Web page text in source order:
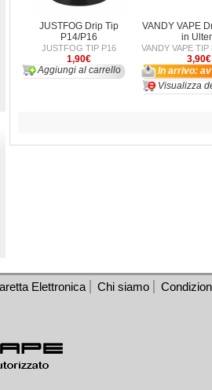
JUSTFOG Drip Tip
P14/P16
JUSTFOG TIP P16
1,90€
Aggiungi al carrello
VANDY VAPE
in
VANDY VAPE
3,90€
In arrivo:
Visualizza
Elettronica Chi siamo